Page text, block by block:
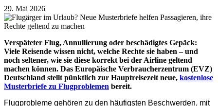
29. Mai 2026
Verspäteter Flug, Annullierung oder beschädigtes Gepäck:
Viele Reisende wissen nicht, welche Rechte sie haben – und
noch seltener, wie sie diese korrekt bei der Airline geltend
machen können. Das Europäische Verbraucherzentrum (EVZ)
Deutschland stellt pünktlich zur Hauptreisezeit neue, kostenlose
Musterbriefe zu Flugproblemen bereit.
Flugprobleme gehören zu den häufigsten Beschwerden, mit